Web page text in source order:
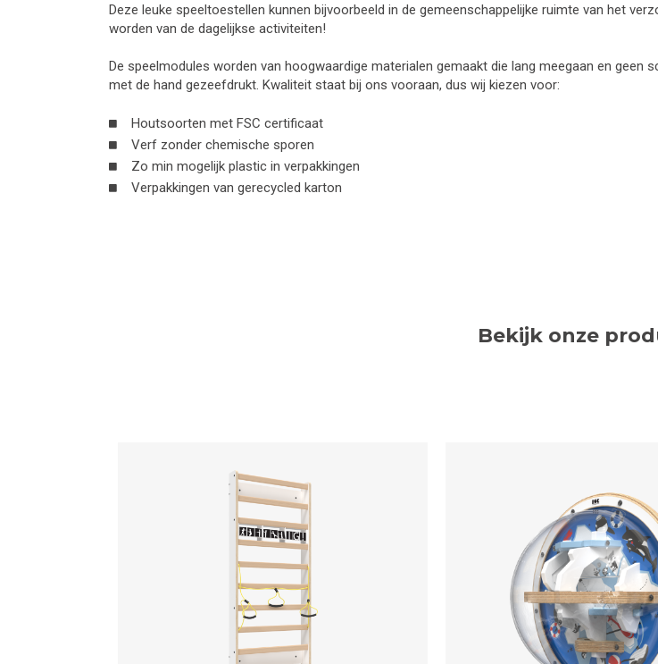
Deze leuke speeltoestellen kunnen bijvoorbeeld in de gemeenschappelijke ruimte van het
worden van de dagelijkse activiteiten!
De speelmodules worden van hoogwaardige materialen gemaakt die lang meegaan en geen
met de hand gezeefdrukt. Kwaliteit staat bij ons vooraan, dus wij kiezen voor:
Houtsoorten met FSC certificaat
Verf zonder chemische sporen
Zo min mogelijk plastic in verpakkingen
Verpakkingen van gerecycled karton
Bekijk onze